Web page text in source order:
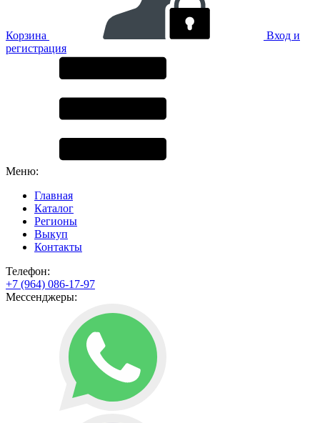
Корзина
Вход и
регистрация
Меню:
Главная
Каталог
Регионы
Выкуп
Контакты
Телефон:
+7 (964) 086-17-97
Мессенджеры: